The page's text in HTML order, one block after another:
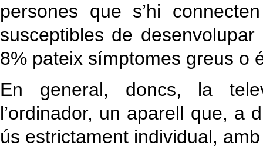
persones que s’hi
susceptibles de
8% pateix símptomes greus o
En general, doncs, la
l’ordinador, un aparell que, a
ús estrictament individual,